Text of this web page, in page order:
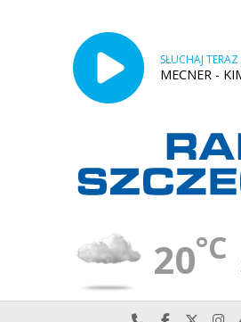
SŁUCHAJ TERAZ
MECNER -
20°C